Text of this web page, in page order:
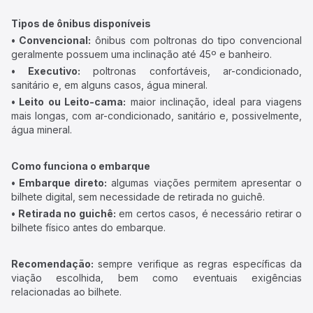
Tipos de ônibus disponíveis
• Convencional: ônibus com poltronas do tipo convencional
geralmente possuem uma inclinação até 45º e banheiro.
• Executivo: poltronas confortáveis, ar-condicionado,
sanitário e, em alguns casos, água mineral.
• Leito ou Leito-cama: maior inclinação, ideal para viagens
mais longas, com ar-condicionado, sanitário e, possivelmente,
água mineral.
Como funciona o embarque
• Embarque direto: algumas viações permitem apresentar o
bilhete digital, sem necessidade de retirada no guichê.
• Retirada no guichê: em certos casos, é necessário retirar o
bilhete físico antes do embarque.
Recomendação: sempre verifique as regras específicas da
viação escolhida, bem como eventuais exigências
relacionadas ao bilhete.